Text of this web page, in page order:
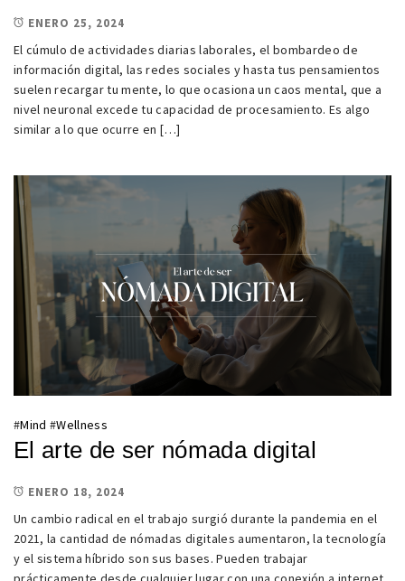
ENERO 25, 2024
El cúmulo de actividades diarias laborales, el bombardeo de
información digital, las redes sociales y hasta tus pensamientos
suelen recargar tu mente, lo que ocasiona un caos mental, que a
nivel neuronal excede tu capacidad de procesamiento. Es algo
similar a lo que ocurre en […]
#Mind #Wellness
El arte de ser nómada digital
ENERO 18, 2024
Un cambio radical en el trabajo surgió durante la pandemia en el
2021, la cantidad de nómadas digitales aumentaron, la tecnología
y el sistema híbrido son sus bases. Pueden trabajar